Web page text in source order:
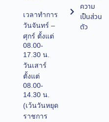
เวลาทำการ
วันจันทร์ –
ศุกร์ ตั้งแต่
08.00-
17.30 น.
วันเสาร์
ตั้งแต่
08.00-
14.30 น.
(เว้นวันหยุด
ราชการ
ความ
เป็นส่วน
ตัว